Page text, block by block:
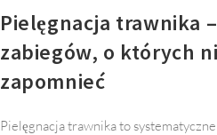
Pielęgnacja trawnika
zabiegów, o których
zapomnieć
Pielęgnacja trawnika to